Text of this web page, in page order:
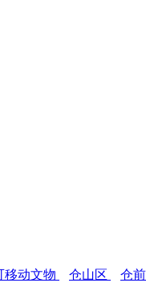
移动文物 仓山区 仓